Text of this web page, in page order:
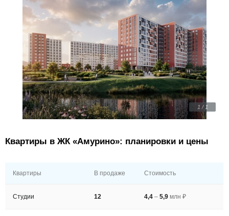
1 / 1
Квартиры в ЖК «Амурино»: планировки и цены
Квартиры В продаже Стоимость
Студии 12 4,4– 5,9млн ₽